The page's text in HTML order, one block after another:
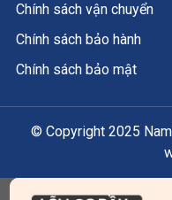
Chính sách vận chuyển
Chính sách bảo hành
Chính sách bảo mật
© Copyright 2025